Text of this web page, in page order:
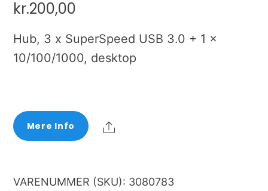
kr.200,00
Hub, 3 x SuperSpeed USB 3.0 + 1 x
10/100/1000, desktop
Mere Info Share
VARENUMMER (SKU): 3080783